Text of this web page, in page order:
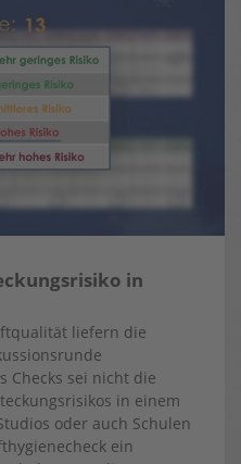
in
liefern die
Checks sei nicht die
in einem
oder auch Schulen
ein